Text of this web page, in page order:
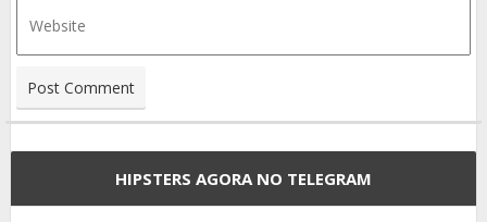
HIPSTERS AGORA NO TELEGRAM